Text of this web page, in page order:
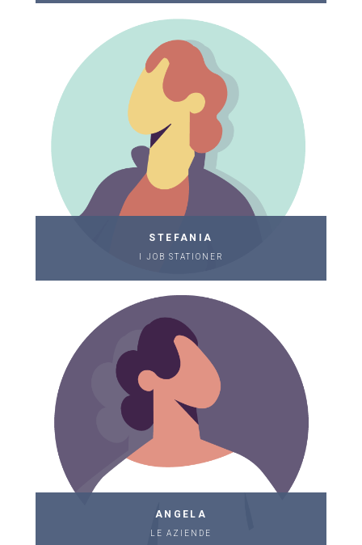
STEFANIA
I JOB STATIONER
ANGELA
LE AZIENDE